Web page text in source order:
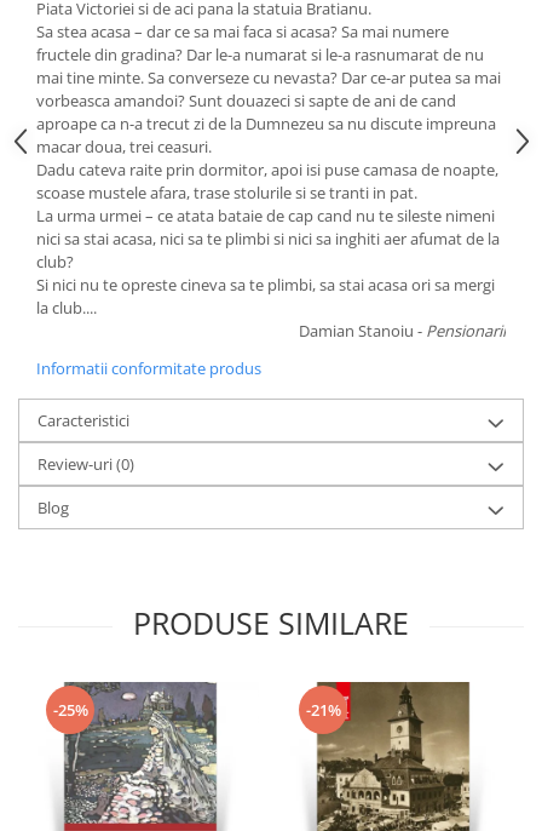
Piata Victoriei si de aci pana la statuia Bratianu.
Sa stea acasa – dar ce sa mai faca si acasa? Sa mai numere
fructele din gradina? Dar le-a numarat si le-a rasnumarat de nu
mai tine minte. Sa converseze cu nevasta? Dar ce-ar putea sa mai
vorbeasca amandoi? Sunt douazeci si sapte de ani de cand
aproape ca n-a trecut zi de la Dumnezeu sa nu discute impreuna
macar doua, trei ceasuri.
Dadu cateva raite prin dormitor, apoi isi puse camasa de noapte,
scoase mustele afara, trase stolurile si se tranti in pat.
La urma urmei – ce atata bataie de cap cand nu te sileste nimeni
nici sa stai acasa, nici sa te plimbi si nici sa inghiti aer afumat de la
club?
Si nici nu te opreste cineva sa te plimbi, sa stai acasa ori sa mergi
la club....
Damian Stanoiu - Pensionarii
Informatii conformitate produs
Caracteristici
Review-uri(0)
Blog
PRODUSE SIMILARE
-25% -21%